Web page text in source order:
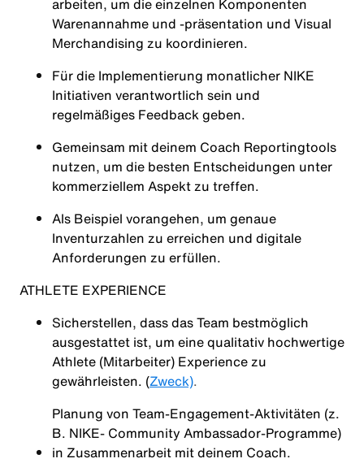
arbeiten, um die einzelnen Komponenten
Warenannahme und -präsentation und Visual
Merchandising zu koordinieren.
Für die Implementierung monatlicher NIKE
Initiativen verantwortlich sein und
regelmäßiges Feedback geben.
Gemeinsam mit deinem Coach Reportingtools
nutzen, um die besten Entscheidungen unter
kommerziellem Aspekt zu treffen.
Als Beispiel vorangehen, um genaue
Inventurzahlen zu erreichen und digitale
Anforderungen zu erfüllen.
ATHLETE EXPERIENCE
Sicherstellen, dass das Team bestmöglich
ausgestattet ist, um eine qualitativ hochwertige
Athlete (Mitarbeiter) Experience zu
gewährleisten. (Zweck).
Planung von Team‑Engagement‑Aktivitäten (z.
B. NIKE- Community Ambassador‑Programme)
in Zusammenarbeit mit deinem Coach.